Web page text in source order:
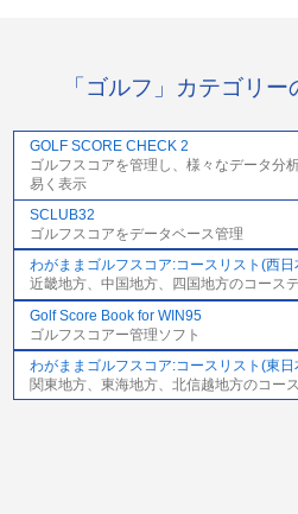
「ゴルフ」カテゴリ
GOLF SCORE CHECK 2
ゴルフスコアを管理し、様々なデータ分
易く表示
SCLUB32
ゴルフスコアをデータベース管理
わがままゴルフスコア:コースリスト(西日
近畿地方、中国地方、四国地方のコース
Golf Score Book for WIN95
ゴルフスコアー管理ソフト
わがままゴルフスコア:コースリスト(東日
関東地方、東海地方、北信越地方のコー